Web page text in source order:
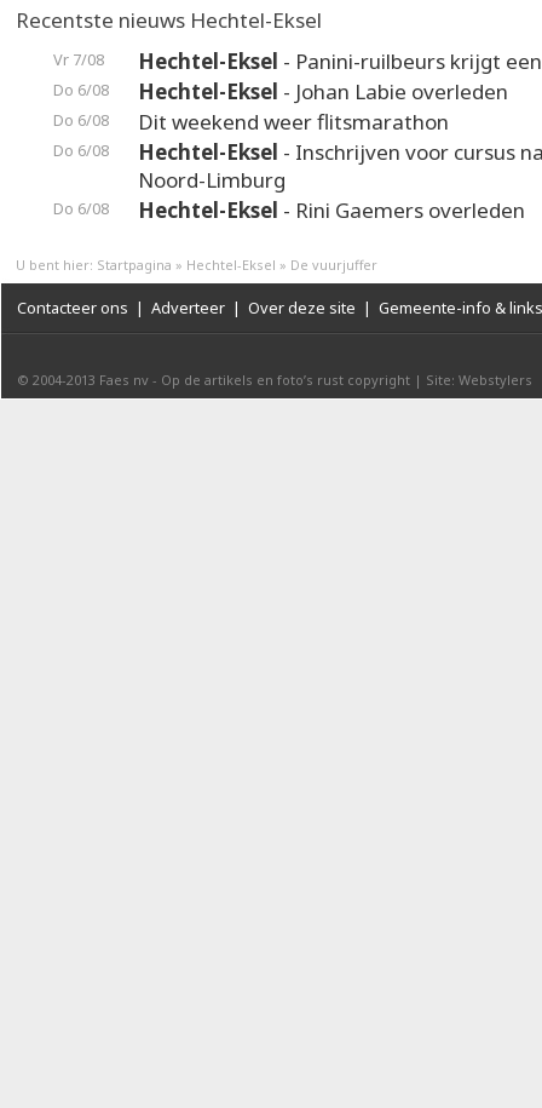
Recentste nieuws Hechtel-Eksel
Vr 7/08 Hechtel-Eksel - Panini-ruilbeurs krijgt
Do 6/08 Hechtel-Eksel - Johan Labie overleden
Do 6/08 Dit weekend weer flitsmarathon
Do 6/08 Hechtel-Eksel - Inschrijven voor cursus
Noord-Limburg
Do 6/08 Hechtel-Eksel - Rini Gaemers overleden
U bent hier: Startpagina » Hechtel-Eksel » De vuurjuffer
Contacteer ons | Adverteer | Over deze site | Gemeente-info & links
© 2004-2013 Faes nv - Op de artikels en foto’s rust copyright | Site: Webstylers